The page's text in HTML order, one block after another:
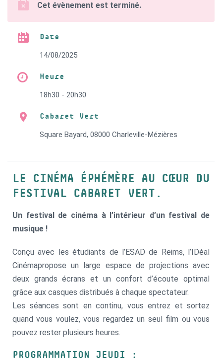
Cet évènement est terminé.
Date
14/08/2025
Heure
18h30 - 20h30
Cabaret Vert
Square Bayard, 08000 Charleville-Mézières
LE CINÉMA ÉPHÉMÈRE AU CŒUR DU
FESTIVAL CABARET VERT.
Un festival de cinéma à l’intérieur d’un festival de
musique !
Conçu avec les étudiants de l’ESAD de Reims, l’IDéal
Cinémapropose un large espace de projections avec
deux grands écrans et un confort d’écoute optimal
grâce aux casques distribués à chaque spectateur.
Les séances sont en continu, vous entrez et sortez
quand vous voulez, vous regardez un seul film ou vous
pouvez rester plusieurs heures.
PROGRAMMATION JEUDI :